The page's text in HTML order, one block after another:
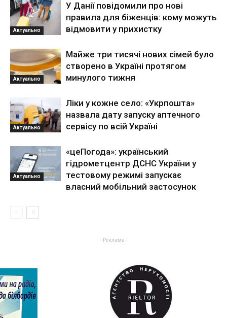
Актуально
У Данії повідомили про нові
правила для біженців: кому можуть
відмовити у прихистку
Актуально
Майже три тисячі нових сімей було
створено в Україні протягом
минулого тижня
Актуально
Ліки у кожне село: «Укрпошта»
назвала дату запуску аптечного
сервісу по всій Україні
Актуально
«цеПогода»: український
гідрометцентр ДСНС України у
тестовому режимі запускає
власний мобільний застосунок
- Реклама -